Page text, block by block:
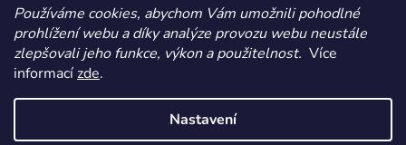
Používáme cookies, abychom Vám umožnili pohodlné
prohlížení webu a díky analýze provozu webu neustále
zlepšovali jeho funkce, výkon a použitelnost. Více
informacízde.
Nastavení
Diskuze
HOMOLA-shop.cz ZDE NAJDETE VÝDEJNÍ MÍSTO